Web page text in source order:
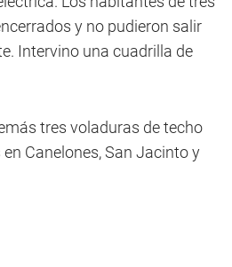
y no pudieron salir
Intervino una cuadrilla de
tres voladuras de techo
Canelones, San Jacinto y